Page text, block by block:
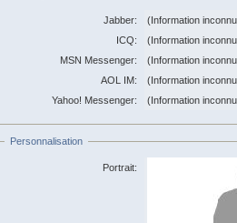
Jabber:
(Information
ICQ:
(Information
MSN Messenger:
(Information
AOL IM:
(Information
Yahoo! Messenger:
(Information
Personnalisation
Portrait: